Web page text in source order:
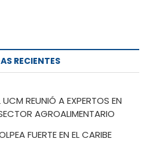
RECIENTES
REUNIÓ A EXPERTOS EN
AGROALIMENTARIO
FUERTE EN EL CARIBE